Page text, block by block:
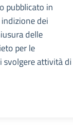
pubblicato in
dei
delle
per le
svolgere attività di